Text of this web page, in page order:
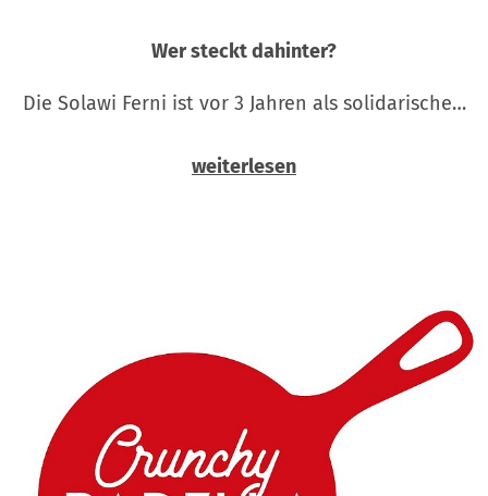
Wer steckt dahinter?
Die Solawi Ferni ist vor 3 Jahren als solidarische…
weiterlesen